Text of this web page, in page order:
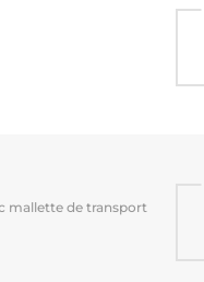
mallette de transport